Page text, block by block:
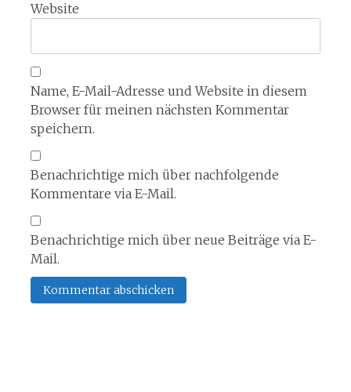
Website
Name, E-Mail-Adresse und Website in diesem
Browser für meinen nächsten Kommentar
speichern.
Benachrichtige mich über nachfolgende
Kommentare via E-Mail.
Benachrichtige mich über neue Beiträge via E-
Mail.